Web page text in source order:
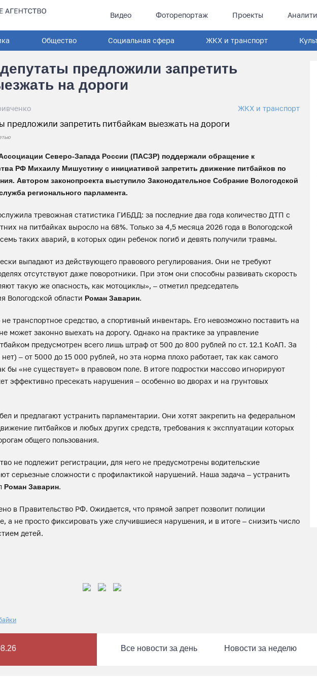
Видео Фоторепортаж Проекты
Общество Социальная сфера ЖКХ и транспорт
предложили запретить
на дороги
ЖКХ и транспорт
Северо-Запада России (ПАСЗР) поддержали обращение к
РФ Михаилу Мишустину с инициативой запретить движение питбайков по
Автором законопроекта выступило Законодательное Собрание Вологодской
регионального парламента.
тревожная статистика ГИБДД: за последние два года количество ДТП с
на питбайках выросло на 68%. Только за 4,5 месяца 2026 года в Вологодской
таких аварий, в которых один ребенок погиб и девять получили травмы.
выпадают из действующего правового регулирования. Они не требуют
отсутствуют даже поворотники. При этом они способны развивать скорость
такую же опасность, как мотоциклы», – отметил председатель
Вологодской области Роман Заварин.
транспортное средство, а спортивный инвентарь. Его невозможно поставить на
может законно выехать на дорогу. Однако на практике за управление
предусмотрен всего лишь штраф от 500 до 800 рублей по ст. 12.1 КоАП. За
– от 5000 до 15 000 рублей, но эта норма плохо работает, так как самого
бы «не существует» в правовом поле. В итоге подростки массово игнорируют
эффективно пресекать нарушения – особенно во дворах и на грунтовых
и предлагают устранить парламентарии. Они хотят закрепить на федеральном
питбайков и любых других средств, требования к эксплуатации которых
общего пользования.
не подлежит регистрации, для него не предусмотрены водительские
серьезные сложности с профилактикой нарушений. Наша задача – устранить
Роман Заварин.
в Правительство РФ. Ожидается, что прямой запрет позволит полиции
а не просто фиксировать уже случившиеся нарушения, и в итоге – снизить число
детей.
Все новости за день Новости за неделю